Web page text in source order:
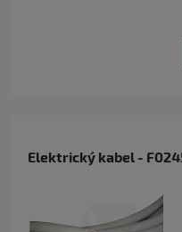
Elektrický kabel -